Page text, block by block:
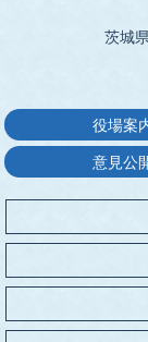
茨城
役場案
意見公